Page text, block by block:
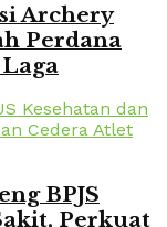
Archery
Perdana
BPJS
Perkuat